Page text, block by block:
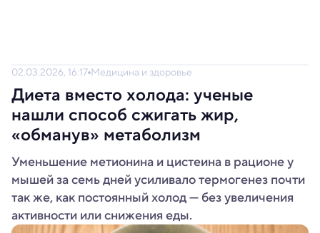
02.03.2026, 16:17 Медицина и здоровье
Диета вместо холода: ученые
нашли способ сжигать жир,
«обманув» метаболизм
Уменьшение метионина и цистеина в рационе у
мышей за семь дней усиливало термогенез почти
так же, как постоянный холод — без увеличения
активности или снижения еды.